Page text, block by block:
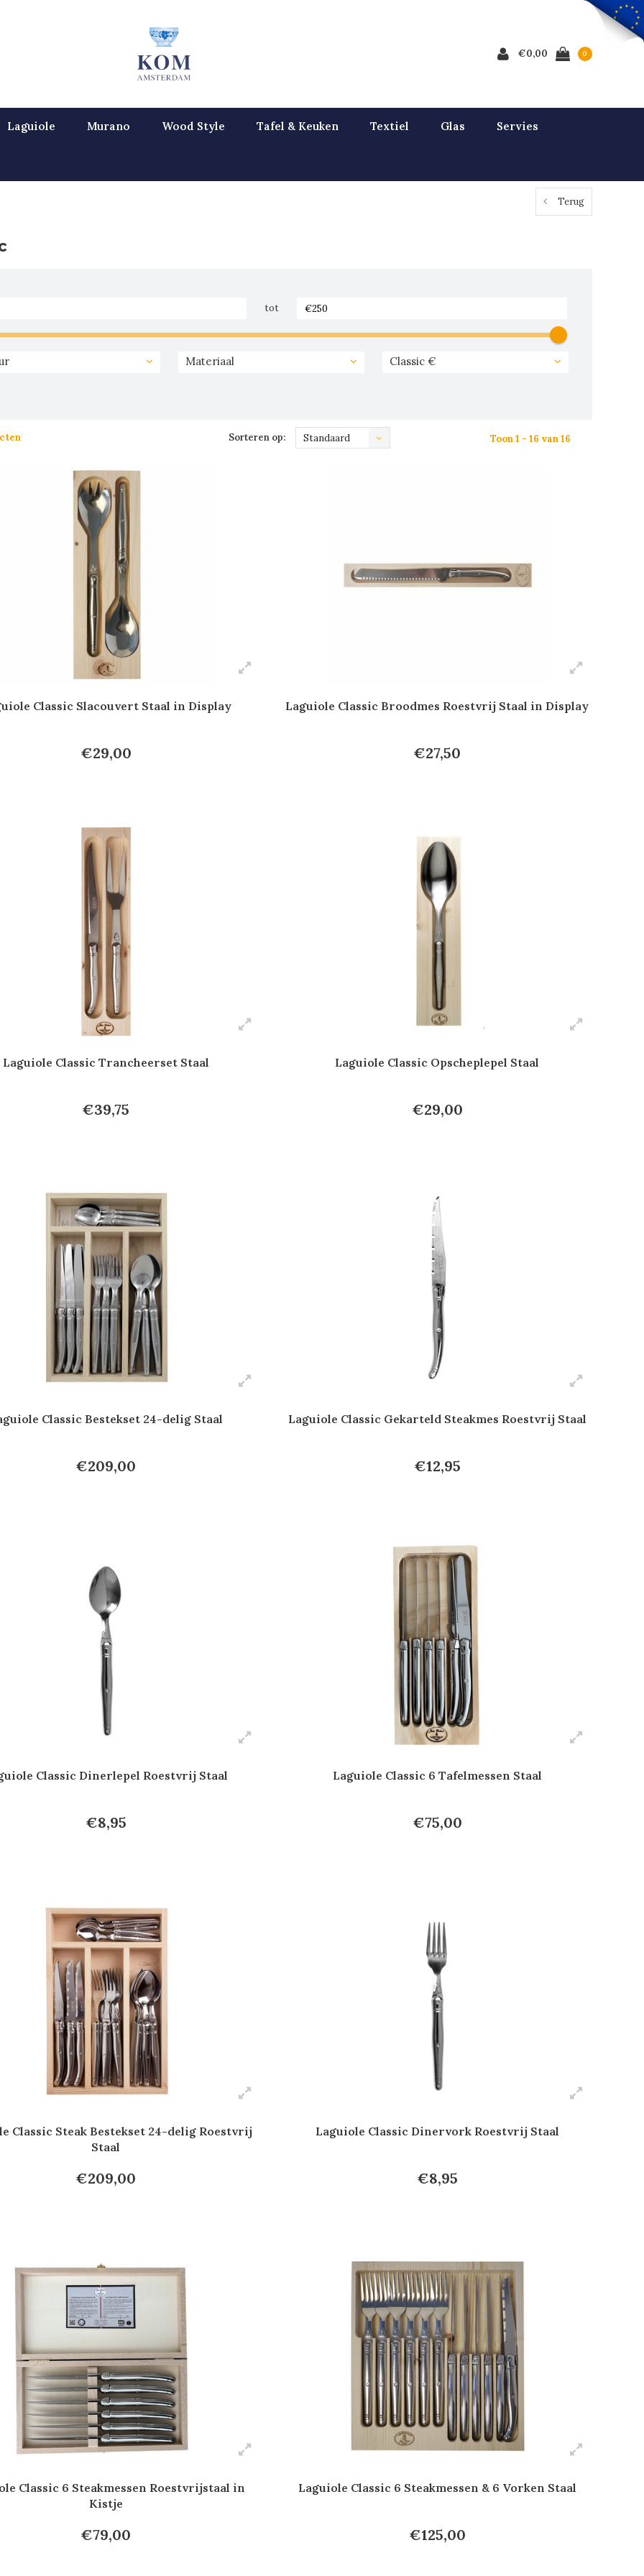
€0,00 0
Laguiole Murano Wood Style Tafel & Keuken Textiel Glas Servies
Terug
tot
Materiaal Classic €
Sorteren op: Standaard Toon 1 - 16 van 16
Classic Slacouvert Staal in Display
€29,00
Laguiole Classic Broodmes Roestvrij Staal in Display
€27,50
Laguiole Classic Trancheerset Staal
€39,75
Laguiole Classic Opscheplepel Staal
€29,00
Classic Bestekset 24-delig Staal
€209,00
Laguiole Classic Gekarteld Steakmes Roestvrij Staal
€12,95
Classic Dinerlepel Roestvrij Staal
€8,95
Laguiole Classic 6 Tafelmessen Staal
€75,00
Classic Steak Bestekset 24-delig Roestvrij
Staal
€209,00
Laguiole Classic Dinervork Roestvrij Staal
€8,95
Classic 6 Steakmessen Roestvrijstaal in
Kistje
€79,00
Laguiole Classic 6 Steakmessen & 6 Vorken Staal
€125,00